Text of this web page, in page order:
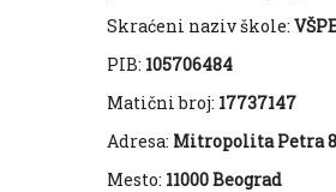
Skraćeni naziv škole:
PIB: 105706484
Matični broj: 17737147
Adresa: Mitropolita Petra 8
Mesto: 11000 Beograd